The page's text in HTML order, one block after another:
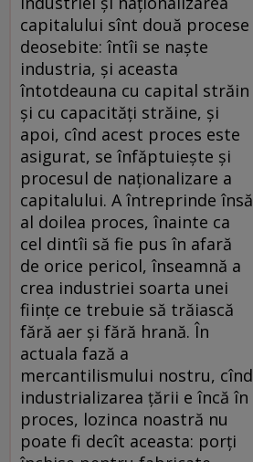
capitalului sînt două procese
deosebite: întîi se naşte
industria, şi aceasta
întotdeauna cu capital străin
şi cu capacităţi străine, şi
apoi, cînd acest proces este
asigurat, se înfăptuieşte şi
procesul de naţionalizare a
capitalului. A întreprinde însă
al doilea proces, înainte ca
cel dintîi să fie pus în afară
de orice pericol, înseamnă a
crea industriei soarta unei
fiinţe ce trebuie să trăiască
fără aer şi fără hrană. În
actuala fază a
mercantilismului nostru, cînd
industrializarea ţării e încă în
proces, lozinca noastră nu
poate fi decît aceasta: porţi